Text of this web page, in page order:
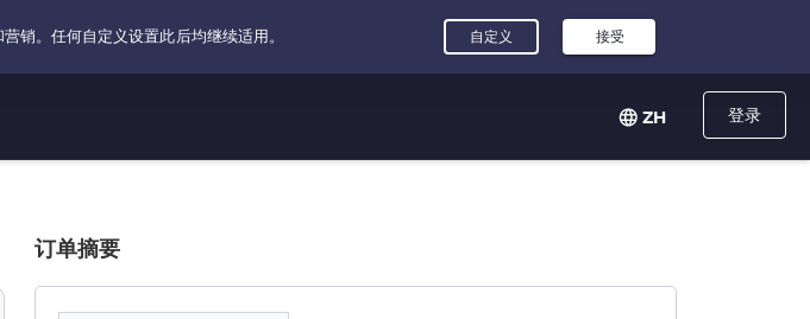
登录
ZH
订单摘要